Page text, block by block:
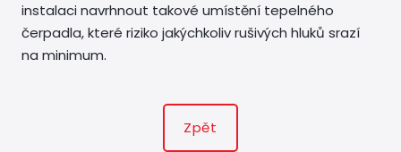
instalaci navrhnout takové umístění tepelného
čerpadla, které riziko jakýchkoliv rušivých hluků srazí
na minimum.
Zpět